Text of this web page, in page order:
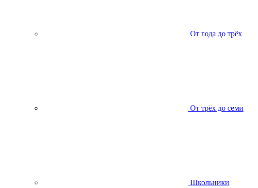
От года до трёх
От трёх до семи
Школьники